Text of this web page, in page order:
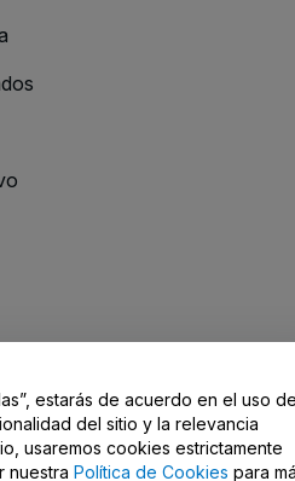
estarás de acuerdo en el uso
del sitio y la relevancia
usaremos cookies estrictamente
nuestra Política de Cookies para